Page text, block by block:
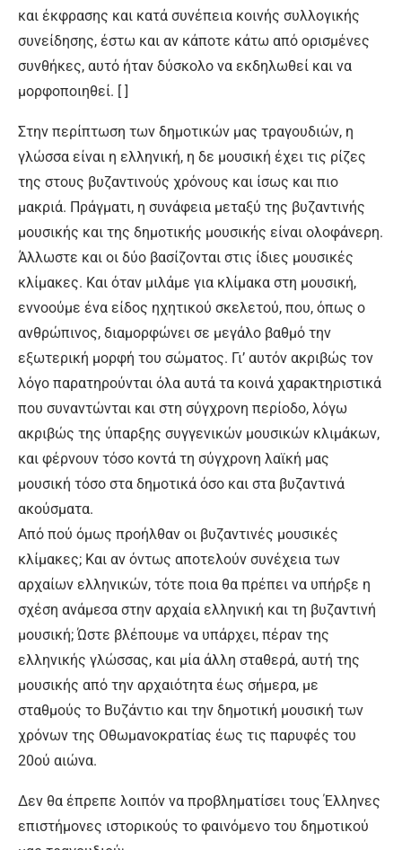
και έκφρασης και κατά συνέπεια κοινής συλλογικής
συνείδησης, έστω και αν κάποτε κάτω από ορισμένες
συνθήκες, αυτό ήταν δύσκολο να εκδηλωθεί και να
μορφοποιηθεί. [ ]
Στην περίπτωση των δημοτικών μας τραγουδιών, η
γλώσσα είναι η ελληνική, η δε μουσική έχει τις ρίζες
της στους βυζαντινούς χρόνους και ίσως και πιο
μακριά. Πράγματι, η συνάφεια μεταξύ της βυζαντινής
μουσικής και της δημοτικής μουσικής είναι ολοφάνερη.
Άλλωστε και οι δύο βασίζονται στις ίδιες μουσικές
κλίμακες. Και όταν μιλάμε για κλίμακα στη μουσική,
εννοούμε ένα είδος ηχητικού σκελετού, που, όπως ο
ανθρώπινος, διαμορφώνει σε μεγάλο βαθμό την
εξωτερική μορφή του σώματος. Γι’ αυτόν ακριβώς τον
λόγο παρατηρούνται όλα αυτά τα κοινά χαρακτηριστικά
που συναντώνται και στη σύγχρονη περίοδο, λόγω
ακριβώς της ύπαρξης συγγενικών μουσικών κλιμάκων,
και φέρνουν τόσο κοντά τη σύγχρονη λαϊκή μας
μουσική τόσο στα δημοτικά όσο και στα βυζαντινά
ακούσματα.
Από πού όμως προήλθαν οι βυζαντινές μουσικές
κλίμακες; Και αν όντως αποτελούν συνέχεια των
αρχαίων ελληνικών, τότε ποια θα πρέπει να υπήρξε η
σχέση ανάμεσα στην αρχαία ελληνική και τη βυζαντινή
μουσική; Ώστε βλέπουμε να υπάρχει, πέραν της
ελληνικής γλώσσας, και μία άλλη σταθερά, αυτή της
μουσικής από την αρχαιότητα έως σήμερα, με
σταθμούς το Βυζάντιο και την δημοτική μουσική των
χρόνων της Οθωμανοκρατίας έως τις παρυφές του
20ού αιώνα.
Δεν θα έπρεπε λοιπόν να προβληματίσει τους Έλληνες
επιστήμονες ιστορικούς το φαινόμενο του δημοτικού